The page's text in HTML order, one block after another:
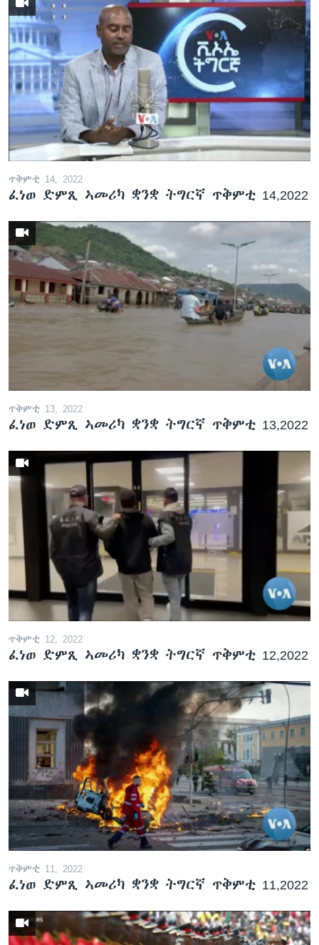
ጥቅምቲ 14, 2022
ፈነወ ድምጺ ኣመሪካ ቋንቋ ትግርኛ ጥቅምቲ 14,2022
ጥቅምቲ 13, 2022
ፈነወ ድምጺ ኣመሪካ ቋንቋ ትግርኛ ጥቅምቲ 13,2022
ጥቅምቲ 12, 2022
ፈነወ ድምጺ ኣመሪካ ቋንቋ ትግርኛ ጥቅምቲ 12,2022
ጥቅምቲ 11, 2022
ፈነወ ድምጺ ኣመሪካ ቋንቋ ትግርኛ ጥቅምቲ 11,2022